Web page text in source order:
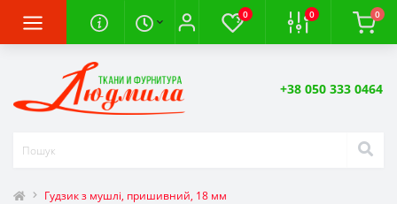
0 0 0
+38 050 333 0464
Гудзик з мушлі, пришивний, 18 мм